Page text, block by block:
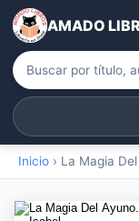
AMADO
Inicio › La Magia